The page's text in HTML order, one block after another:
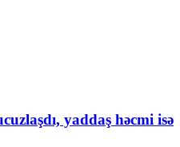
yaddaş həcmi isə